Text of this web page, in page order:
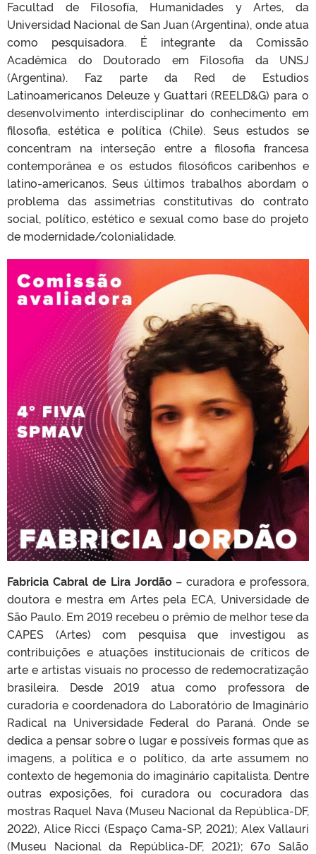
Facultad de Filosofía, Humanidades y Artes, da
Universidad Nacional de San Juan (Argentina), onde atua
como pesquisadora. É integrante da Comissão
Acadêmica do Doutorado em Filosofia da UNSJ
(Argentina). Faz parte da Red de Estudios
Latinoamericanos Deleuze y Guattari (REELD&G) para o
desenvolvimento interdisciplinar do conhecimento em
filosofia, estética e política (Chile). Seus estudos se
concentram na interseção entre a filosofia francesa
contemporânea e os estudos filosóficos caribenhos e
latino-americanos. Seus últimos trabalhos abordam o
problema das assimetrias constitutivas do contrato
social, político, estético e sexual como base do projeto
de modernidade/colonialidade.
Fabricia Cabral de Lira Jordão– curadora e professora,
doutora e mestra em Artes pela ECA, Universidade de
São Paulo. Em 2019 recebeu o prêmio de melhor tese da
CAPES (Artes) com pesquisa que investigou as
contribuições e atuações institucionais de críticos de
arte e artistas visuais no processo de redemocratização
brasileira. Desde 2019 atua como professora de
curadoria e coordenadora do Laboratório de Imaginário
Radical na Universidade Federal do Paraná. Onde se
dedica a pensar sobre o lugar e possíveis formas que as
imagens, a política e o político, da arte assumem no
contexto de hegemonia do imaginário capitalista. Dentre
outras exposições, foi curadora ou cocuradora das
mostras Raquel Nava (Museu Nacional da República-DF,
2022), Alice Ricci (Espaço Cama-SP, 2021); Alex Vallauri
(Museu Nacional da República-DF, 2021); 67o Salão